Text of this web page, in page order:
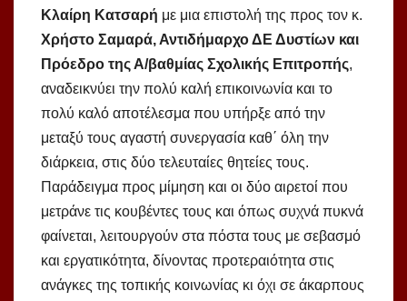
Κλαίρη Κατσαρή με μια επιστολή της προς τον κ.
Χρήστο Σαμαρά, Αντιδήμαρχο ΔΕ Δυστίων και
Πρόεδρο της Α/βαθμίας Σχολικής Επιτροπής,
αναδεικνύει την πολύ καλή επικοινωνία και το
πολύ καλό αποτέλεσμα που υπήρξε από την
μεταξύ τους αγαστή συνεργασία καθ΄ όλη την
διάρκεια, στις δύο τελευταίες θητείες τους.
Παράδειγμα προς μίμηση και οι δύο αιρετοί που
μετράνε τις κουβέντες τους και όπως συχνά πυκνά
φαίνεται, λειτουργούν στα πόστα τους με σεβασμό
και εργατικότητα, δίνοντας προτεραιότητα στις
ανάγκες της τοπικής κοινωνίας κι όχι σε άκαρπους